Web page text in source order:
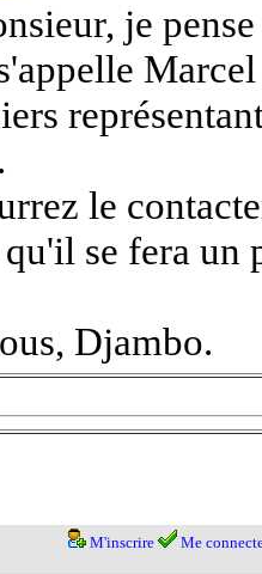
je
le
qu'il se fera un
Djambo.
M'inscrire Me